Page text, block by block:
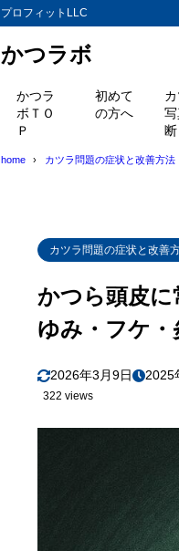
プロフィットLLC
かつラボ
かつラ
ボＴＯ
Ｐ
初めて
の方へ
断
home カツラ問題の症状と改善方法
カツラ問題の症状と改善
かつら頭皮
ゆみ・フケ・
2026年3月9日 2025
322 views